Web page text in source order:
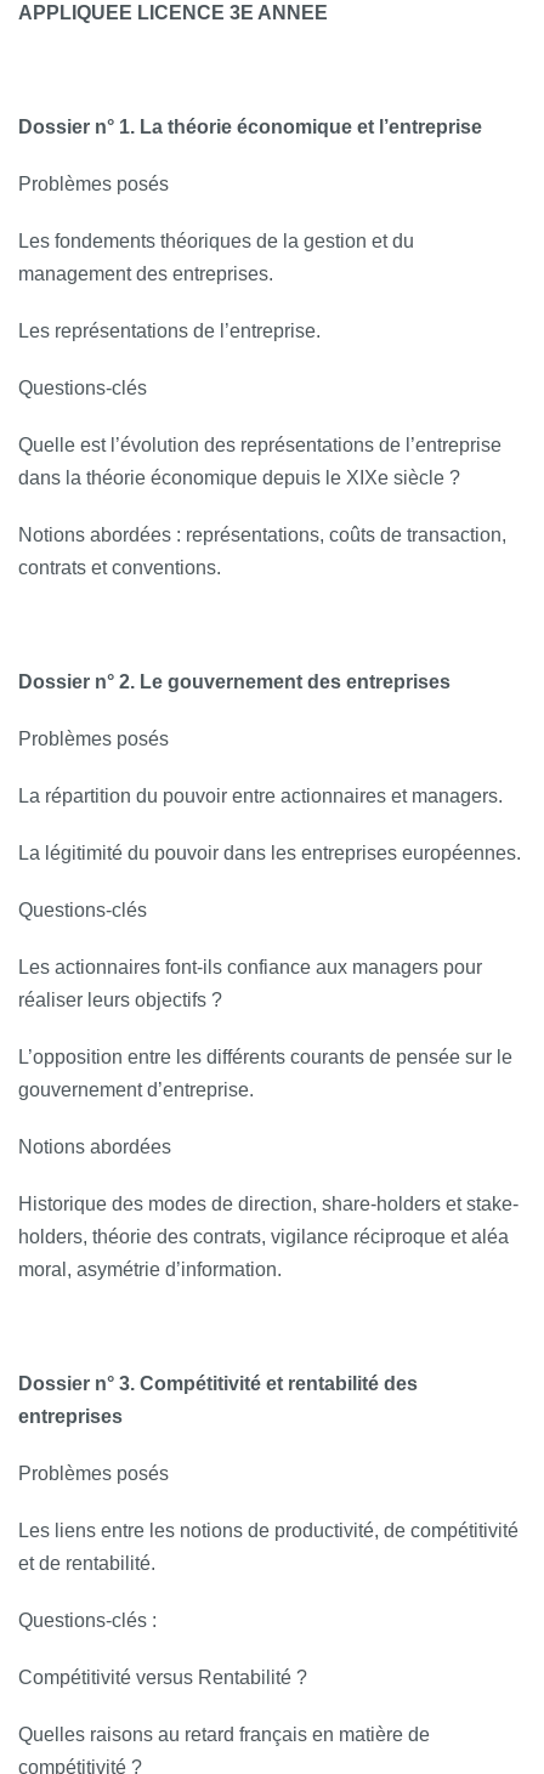
APPLIQUEE LICENCE 3E ANNEE
Dossier n° 1. La théorie économique et l’entreprise
Problèmes posés
Les fondements théoriques de la gestion et du
management des entreprises.
Les représentations de l’entreprise.
Questions-­clés
Quelle est l’évolution des représentations de l’entreprise
dans la théorie économique depuis le XIXe siècle ?
Notions abordées : représentations, coûts de transaction,
contrats et conventions.
Dossier n° 2. Le gouvernement des entreprises
Problèmes posés
La répartition du pouvoir entre actionnaires et managers.
La légitimité du pouvoir dans les entreprises européennes.
Questions‐clés
Les actionnaires font-­ils confiance aux managers pour
réaliser leurs objectifs ?
L’opposition entre les différents courants de pensée sur le
gouvernement d’entreprise.
Notions abordées
Historique des modes de direction, share-holders et stake-
holders, théorie des contrats, vigilance réciproque et aléa
moral, asymétrie d’information.
Dossier n° 3. Compétitivité et rentabilité des
entreprises
Problèmes posés
Les liens entre les notions de productivité, de compétitivité
et de rentabilité.
Questions­‐clés :
Compétitivité versus Rentabilité ?
Quelles raisons au retard français en matière de
compétitivité ?